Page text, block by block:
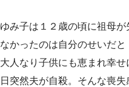
ゆみ子は１２歳の頃に祖母
なかったのは自分のせいだ
大人なり子供にも恵まれ幸
日突然夫が自殺。そんな喪